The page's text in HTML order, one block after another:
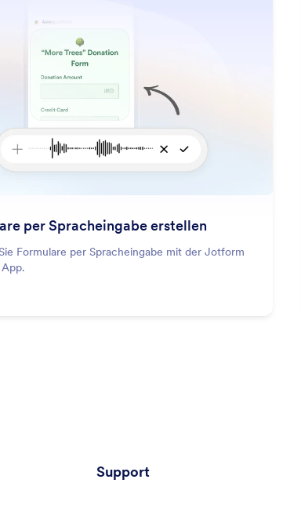
: Create Forms By Speaking
per Spracheingabe erstellen
Formulare per Spracheingabe mit der Jotform
Support